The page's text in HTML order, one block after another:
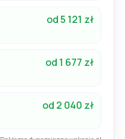
od 5 121 zł
od 1 677 zł
od 2 040 zł